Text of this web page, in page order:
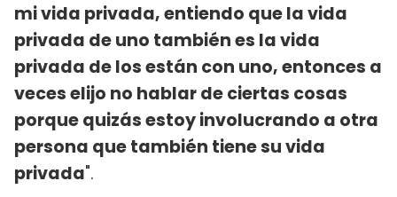
mi vida privada, entiendo que la vida
privada de uno también es la vida
privada de los están con uno, entonces a
veces elijo no hablar de ciertas cosas
porque quizás estoy involucrando a otra
persona que también tiene su vida
privada".